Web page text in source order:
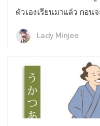
ตัวเองเรียนมาแล้ว ก่อนจ
Lady Minjee